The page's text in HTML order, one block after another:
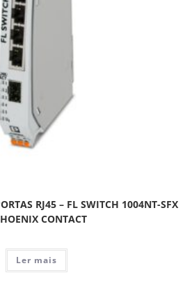
RJ45 – FL SWITCH 1004NT-SFX
CONTACT
Ler mais